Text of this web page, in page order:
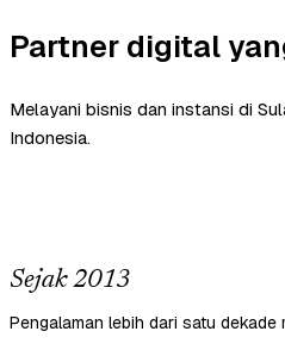
Partner digital
Melayani bisnis dan instansi di
Indonesia.
Sejak 2013
Pengalaman lebih dari satu dekade